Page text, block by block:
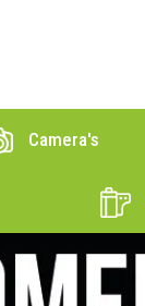
Camera's